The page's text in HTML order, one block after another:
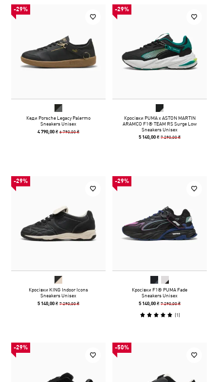
-29%
Кеди Porsche Legacy Palermo
Sneakers Unisex
4 790,00 ₴6 790,00 ₴
-29%
Кросівки PUMA x ASTON MARTIN
ARAMCO F1® TEAM RS Surge Low
Sneakers Unisex
5 140,00 ₴7 290,00 ₴
-29%
Кросівки KING Indoor Icons
Sneakers Unisex
5 140,00 ₴7 290,00 ₴
-29%
Кросівки F1® PUMA Fade
Sneakers Unisex
5 140,00 ₴7 290,00 ₴
(1)
-29% -50%